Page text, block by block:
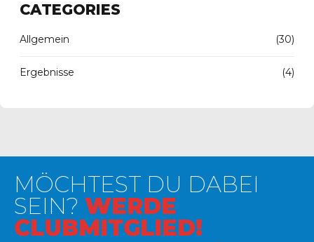
CATEGORIES
Allgemein (30)
Ergebnisse (4)
MÖCHTEST DU DABEI
SEIN? WERDE
CLUBMITGLIED!